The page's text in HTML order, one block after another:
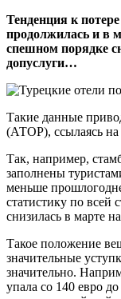
Тенденция к
продолжилась и в
спешном порядке
допуслуги…
Такие данные
(АТОР), ссылаясь
Так, например,
заполнены
меньше
статистику по всей
снизилась в марте
Такое положение
значительные
значительно.
упала со 140 евро